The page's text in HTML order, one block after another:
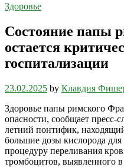
Здоровье
Состояние папы
остается
госпитализации
23.02.2025 by Клавдия
Здоровье папы римского
опасности, сообщает пресс-
летний понтифик,
большие дозы кислорода
процедуру переливания
тромбоцитов, выявленного в